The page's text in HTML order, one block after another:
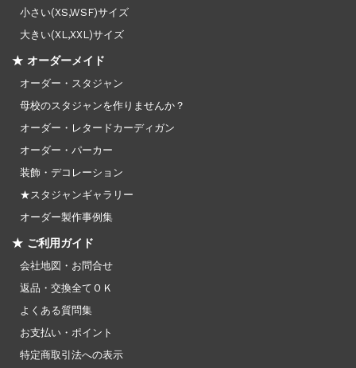
小さい(XS,WSF)サイズ
大きい(XL,XXL)サイズ
★ オーダーメイド
オーダー・スタジャン
母校のスタジャンを作りませんか？
オーダー・レタードカーディガン
オーダー・パーカー
装飾・デコレーション
★スタジャンギャラリー
オーダー製作事例集
★ ご利用ガイド
会社地図・お問合せ
返品・交換全てＯＫ
よくある質問集
お支払い・ポイント
特定商取引法への表示